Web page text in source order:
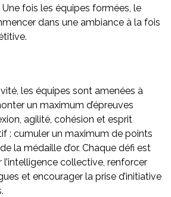
fois les équipes formées, le
dans une ambiance à la fois
les équipes sont amenées à
un maximum d’épreuves
agilité, cohésion et esprit
: cumuler un maximum de points
la médaille d’or. Chaque défi est
collective, renforcer
et encourager la prise d’initiative